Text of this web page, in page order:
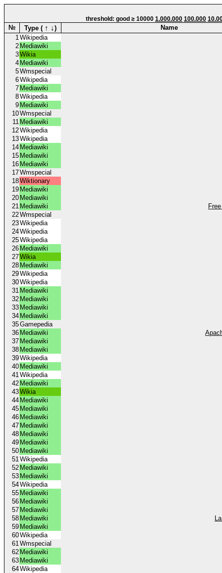
threshold: good ≥ 10000 1.000.000 100.000
№ Type ( ↑ ↓)
Name
1Wikipedia
2 Mediawiki
3Wikia
4 Mediawiki
5Wmspecial
6Wikipedia
7 Mediawiki
8Wikipedia
9 Mediawiki
10Wmspecial
11 Mediawiki
12Wikipedia
13Wikipedia
14 Mediawiki
15 Mediawiki
16 Mediawiki
17Wmspecial
18Wiktionary
19 Mediawiki
20 Mediawiki
21 Mediawiki
22Wmspecial
23Wikipedia
24Wikipedia
25Wikipedia
26 Mediawiki
27Wikia
28 Mediawiki
29Wikipedia
30Wikipedia
31 Mediawiki
32 Mediawiki
33 Mediawiki
34 Mediawiki
35Gamepedia
36 Mediawiki
37 Mediawiki
38 Mediawiki
39Wikipedia
40 Mediawiki
41Wikipedia
42 Mediawiki
43Wikia
44 Mediawiki
45 Mediawiki
46 Mediawiki
47 Mediawiki
48 Mediawiki
49 Mediawiki
50 Mediawiki
51Wikipedia
52 Mediawiki
53 Mediawiki
54Wikipedia
55 Mediawiki
56 Mediawiki
57 Mediawiki
58 Mediawiki
59 Mediawiki
60Wikipedia
61Wmspecial
62 Mediawiki
63 Mediawiki
64Wikipedia